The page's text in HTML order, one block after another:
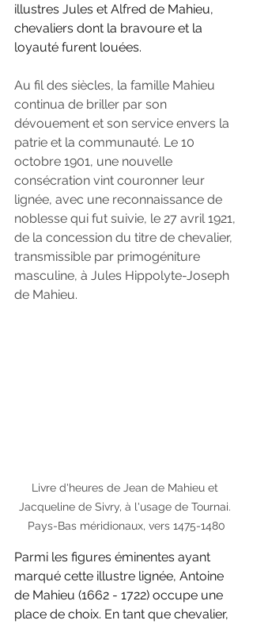
illustres Jules et Alfred de Mahieu,
chevaliers dont la bravoure et la
loyauté furent louées.
Au fil des siècles, la famille Mahieu
continua de briller par son
dévouement et son service envers la
patrie et la communauté. Le 10
octobre 1901, une nouvelle
consécration vint couronner leur
lignée, avec une reconnaissance de
noblesse qui fut suivie, le 27 avril 1921,
de la concession du titre de chevalier,
transmissible par primogéniture
masculine, à Jules Hippolyte-Joseph
de Mahieu.
Livre d'heures de Jean de Mahieu et
Jacqueline de Sivry, à l'usage de Tournai.
Pays-Bas méridionaux, vers 1475-1480
Parmi les figures éminentes ayant
marqué cette illustre lignée, Antoine
de Mahieu (1662 - 1722) occupe une
place de choix. En tant que chevalier,